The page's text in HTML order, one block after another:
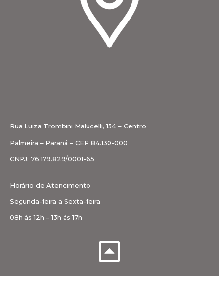
Rua Luiza Trombini Malucelli, 134 – Centro
Palmeira – Paraná – CEP 84.130-000
CNPJ: 76.179.829/0001-65
Horário de Atendimento
Segunda-feira a Sexta-feira
08h às 12h – 13h às 17h